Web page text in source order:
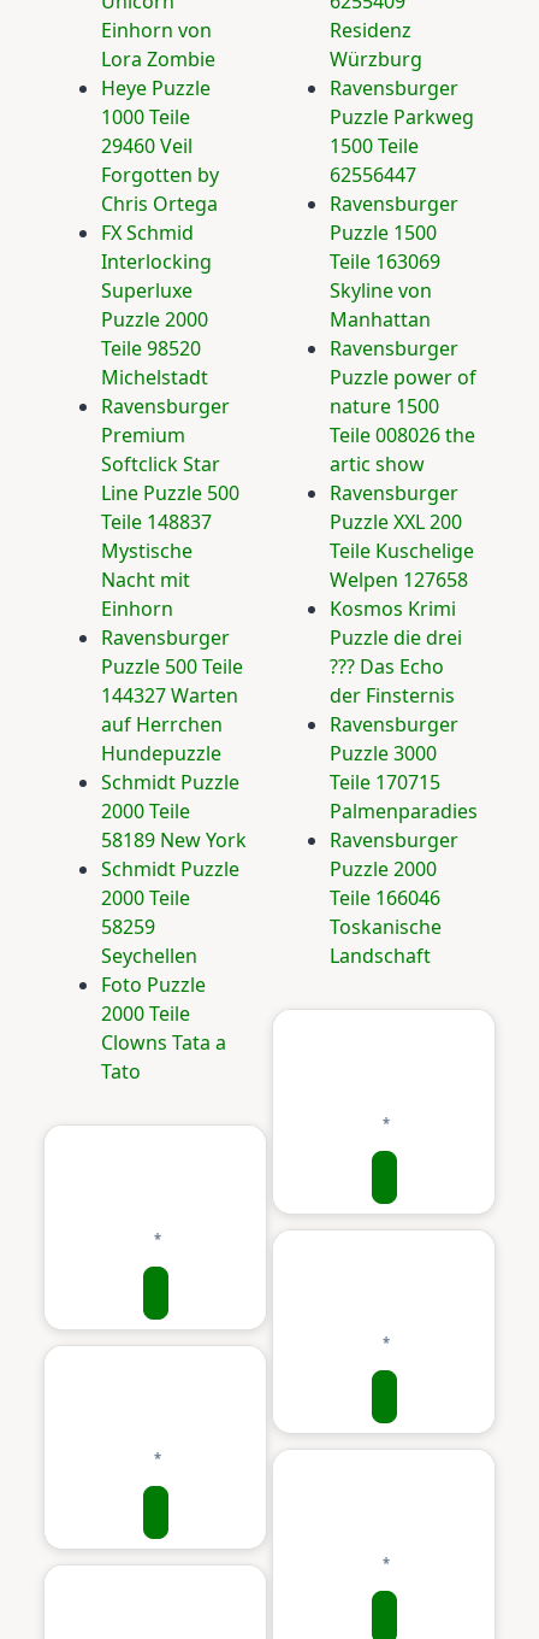
Einhorn von
Lora Zombie
Heye Puzzle
1000 Teile
29460 Veil
Forgotten by
Chris Ortega
FX Schmid
Interlocking
Superluxe
Puzzle 2000
Teile 98520
Michelstadt
Ravensburger
Premium
Softclick Star
Line Puzzle 500
Teile 148837
Mystische
Nacht mit
Einhorn
Ravensburger
Puzzle 500 Teile
144327 Warten
auf Herrchen
Hundepuzzle
Schmidt Puzzle
2000 Teile
58189 New York
Schmidt Puzzle
2000 Teile
58259
Seychellen
Foto Puzzle
2000 Teile
Clowns Tata a
Tato
Residenz
Würzburg
Ravensburger
Puzzle Parkweg
1500 Teile
62556447
Ravensburger
Puzzle 1500
Teile 163069
Skyline von
Manhattan
Ravensburger
Puzzle power of
nature 1500
Teile 008026 the
artic show
Ravensburger
Puzzle XXL 200
Teile Kuschelige
Welpen 127658
Kosmos Krimi
Puzzle die drei
??? Das Echo
der Finsternis
Ravensburger
Puzzle 3000
Teile 170715
Palmenparadies
Ravensburger
Puzzle 2000
Teile 166046
Toskanische
Landschaft